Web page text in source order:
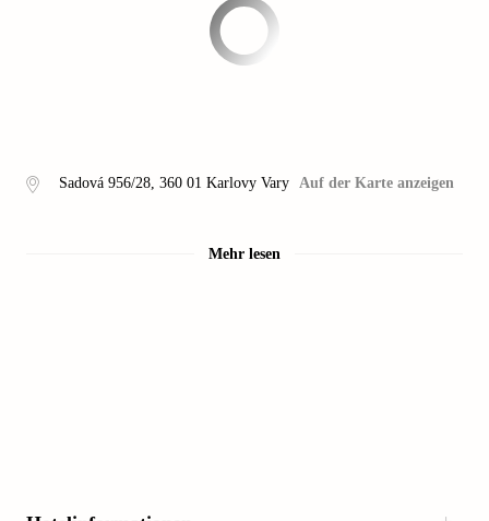
Sadová 956/28, 360 01 Karlovy Vary Auf der Karte anzeigen
Mehr lesen